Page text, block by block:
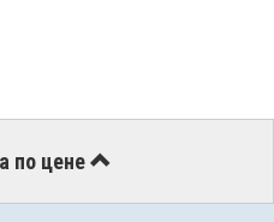
по цене